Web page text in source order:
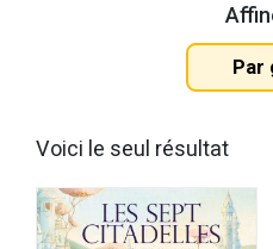
Tous
les
Voici le seul résultat